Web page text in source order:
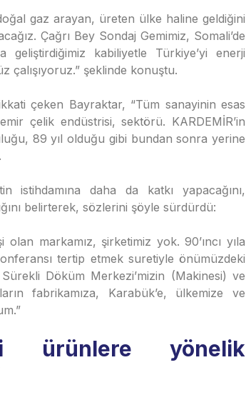
gaz arayan, üreten ülke haline geldiğini
Çağrı Bey Sondaj Gemimiz, Somali’de
geliştirdiğimiz kabiliyetle Türkiye’yi enerji
çalışıyoruz.” şeklinde konuştu.
çeken Bayraktar, “Tüm sanayinin esas
çelik endüstrisi, sektörü. KARDEMİR’in
89 yıl olduğu gibi bundan sonra yerine
istihdamına daha da katkı yapacağını,
belirterek, sözlerini şöyle sürdürdü:
markamız, şirketimiz yok. 90’ıncı yıla
tertip etmek suretiyle önümüzdeki
Döküm Merkezi’mizin (Makinesi) ve
fabrikamıza, Karabük’e, ülkemize ve
ürünlere yönelik